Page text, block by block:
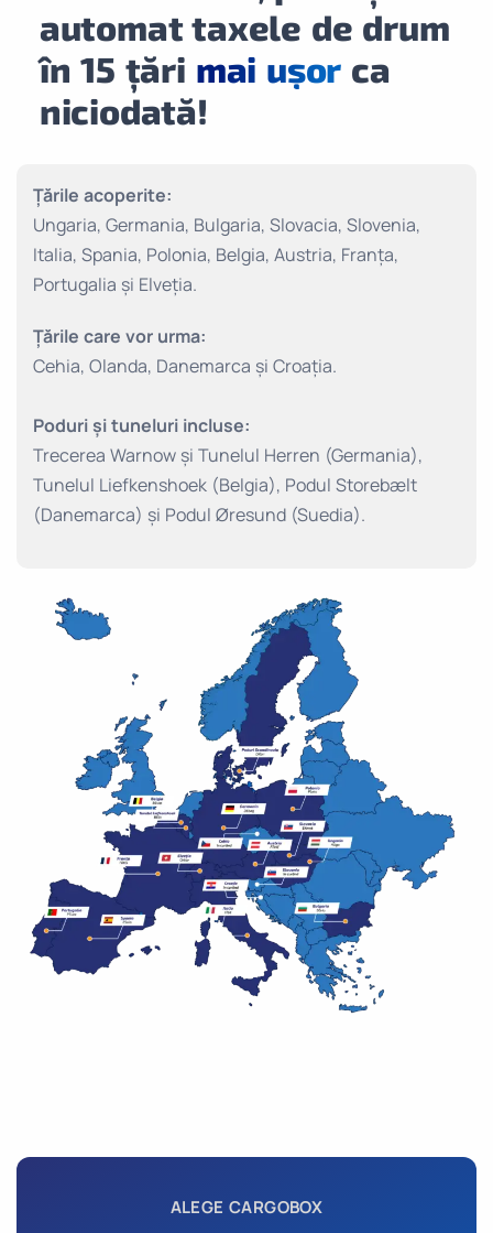
automat taxele de drum
în 15 țări mai ușor ca
niciodată!
Țările acoperite:
Ungaria, Germania, Bulgaria, Slovacia, Slovenia,
Italia, Spania, Polonia, Belgia, Austria, Franța,
Portugalia și Elveția.
Țările care vor urma:
Cehia, Olanda, Danemarca și Croația.
Poduri și tuneluri incluse:
Trecerea Warnow și Tunelul Herren (Germania),
Tunelul Liefkenshoek (Belgia), Podul Storebælt
(Danemarca) și Podul Øresund (Suedia).
ALEGE CARGOBOX